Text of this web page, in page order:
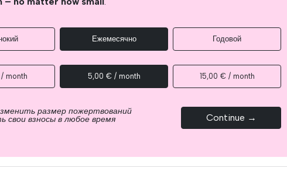
Ежемесячно Годовой
month 5,00 € / month 15,00 € / month
размер пожертвований
свои взносы в любое время Continue →